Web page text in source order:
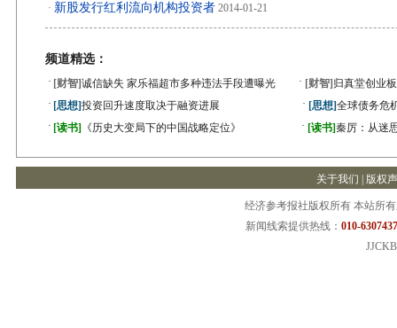
· 新股发行红利流向机构投资者 2014-01-21
频道精选：
· [财智]诚信缺失 家乐福超市多种违法手段遭曝光 · [财智] 归真堂创业
· [思想]投资回升速度取决于融资进展 · [思想]全球债务危
· [读书] 《历史大变局下的中国战略定位》 · [读书]秦厉：从迷
关于我们 版权
经济参考报社版权所有 本站所
新闻线索提供热线： 010-